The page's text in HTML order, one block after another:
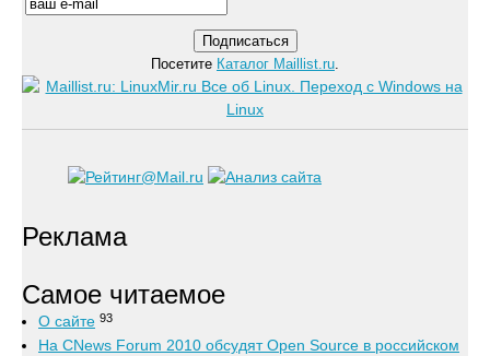
Посетите Каталог Maillist.ru.
Реклама
Самое читаемое
О сайте 93
На CNews Forum 2010 обсудят Open Source в российском